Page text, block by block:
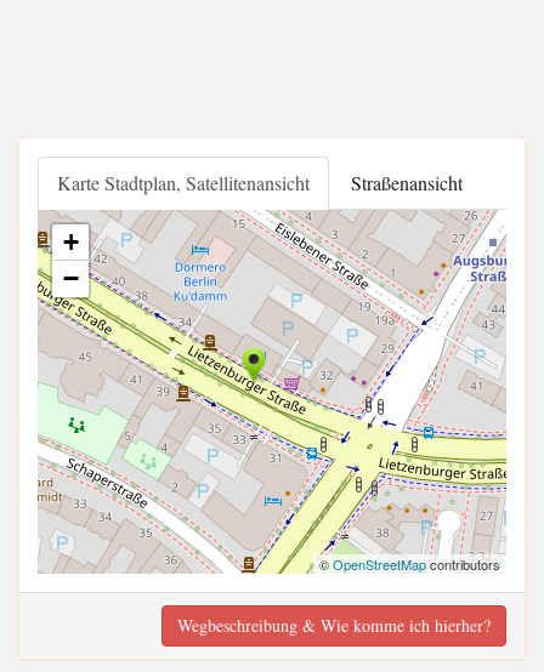
Karte Stadtplan, Satellitenansicht Straßenansicht
+
−
©OpenStreetMapcontributors
Wegbeschreibung & Wie komme ich hierher?